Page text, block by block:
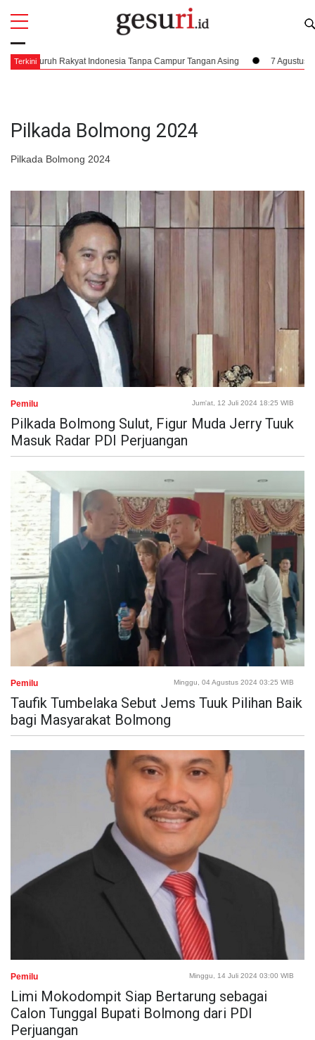
Terkini
Rakyat Indonesia Tanpa Campur Tangan Asing 7 Agustus 1945,
Pilkada Bolmong 2024
Pilkada Bolmong 2024
All
Pemilu Jum'at, 12 Juli 2024 18:25 WIB
Pilkada Bolmong Sulut, Figur Muda Jerry Tuuk
Masuk Radar PDI Perjuangan
Pemilu Minggu, 04 Agustus 2024 03:25 WIB
Taufik Tumbelaka Sebut Jems Tuuk Pilihan Baik
bagi Masyarakat Bolmong
Pemilu Minggu, 14 Juli 2024 03:00 WIB
Limi Mokodompit Siap Bertarung sebagai
Calon Tunggal Bupati Bolmong dari PDI
Perjuangan